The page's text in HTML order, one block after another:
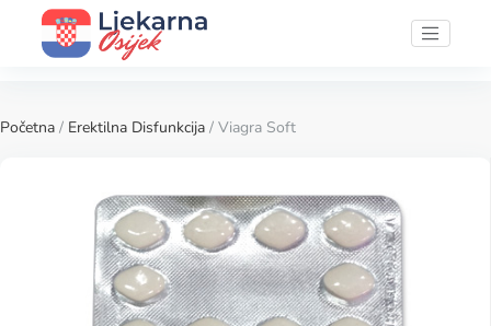
Početna / Erektilna Disfunkcija / Viagra Soft